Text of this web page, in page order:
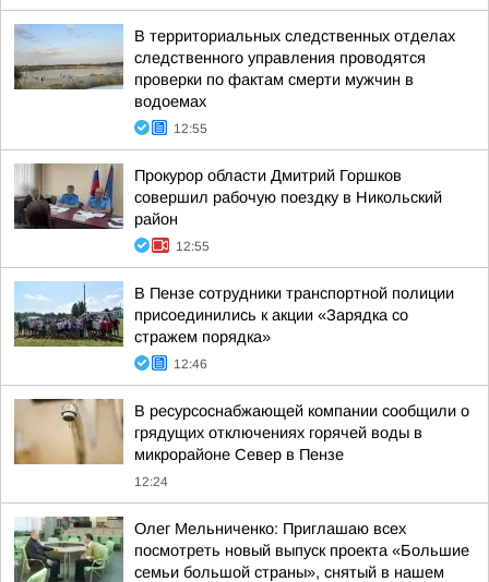
В территориальных следственных отделах
следственного управления проводятся
проверки по фактам смерти мужчин в
водоемах
12:55
Прокурор области Дмитрий Горшков
совершил рабочую поездку в Никольский
район
12:55
В Пензе сотрудники транспортной полиции
присоединились к акции «Зарядка со
стражем порядка»
12:46
В ресурсоснабжающей компании сообщили о
грядущих отключениях горячей воды в
микрорайоне Север в Пензе
12:24
Олег Мельниченко: Приглашаю всех
посмотреть новый выпуск проекта «Большие
семьи большой страны», снятый в нашем